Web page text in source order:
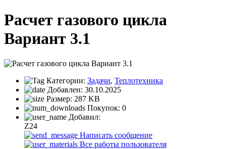
Расчет газового цикла
Вариант 3.1
Категории: Задачи, Теплотехника
Добавлен: 30.10.2025
Размер: 287 KB
Покупок: 0
Добавил:
Z24
Написать сообщение
Все работы пользователя